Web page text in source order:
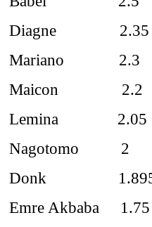
Diagne
Mariano
Maicon
Lemina
Donk
Emre